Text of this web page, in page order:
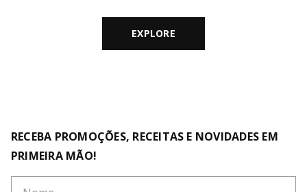
EXPLORE
RECEBA PROMOÇÕES, RECEITAS E NOVIDADES EM
PRIMEIRA MÃO!